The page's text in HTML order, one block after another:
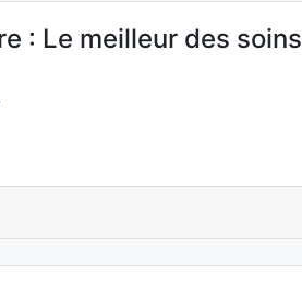
: Le meilleur des soins